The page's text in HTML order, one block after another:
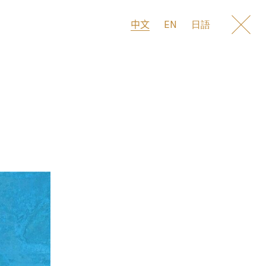
中文 EN 日語